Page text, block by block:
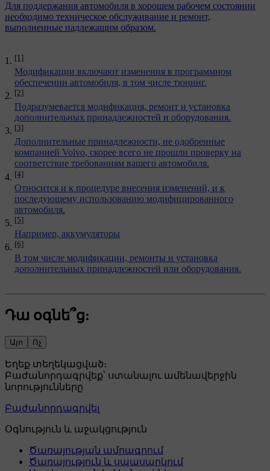
[1]
Модификации включают изменения в программном
обеспечении автомобиля, в том числе тюнинг.
[2]
Подразумевается модификация, ремонт и установка
дополнительных принадлежностей и оборудования.
[3]
Дополнительные принадлежности, не одобренные
компанией Volvo, скорее всего не прошли проверку на
соответствие требованиям вашего автомобиля.
[4]
Относится и к процедуре внесения изменений, и к
последующему использованию модифицированного
автомобиля.
[5]
Например, аккумуляторы
[6]
В том числе модификации, ремонты и установка
дополнительных принадлежностей или оборудования.
Для поддержания автомобиля в хорошем рабочем состоянии
необходимо техническое обслуживание и ремонт,
выполненные надлежащим образом.
Դա օգնե՞ց:
Այո Ոչ